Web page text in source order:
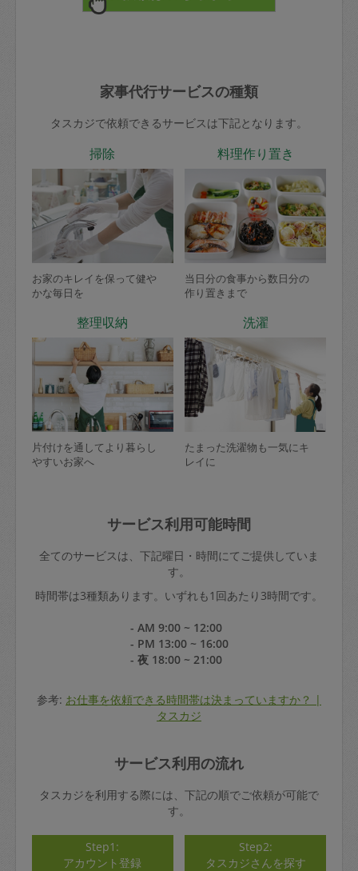
家事代行サービスの種類
タスカジで依頼できるサービスは下記となります。
掃除
お家のキレイを保って健や
かな毎日を
料理作り置き
当日分の食事から数日分の
作り置きまで
整理収納
片付けを通してより暮らし
やすいお家へ
洗濯
たまった洗濯物も一気にキ
レイに
サービス利用可能時間
全てのサービスは、下記曜日・時間にてご提供していま
す。
時間帯は3種類あります。いずれも1回あたり3時間です。
- AM 9:00 ~ 12:00
- PM 13:00 ~ 16:00
- 夜 18:00 ~ 21:00
参考: お仕事を依頼できる時間帯は決まっていますか？ |
タスカジ
サービス利用の流れ
タスカジを利用する際には、下記の順でご依頼が可能で
す。
Step1:
アカウント登録
Step2:
タスカジさんを探す